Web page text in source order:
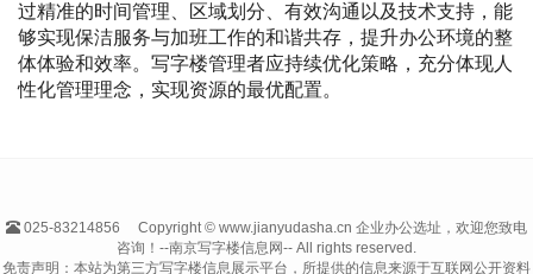
过精准的时间管理、区域划分、有效沟通以及技术支持，能
够实现保洁服务与加班工作的和谐共存，提升办公环境的整
体体验和效率。写字楼管理者应持续优化策略，充分体现人
性化管理理念，实现资源的最优配置。
025-83214856
Copyright © www.jianyudasha.cn 企业办公选址，欢迎您致电
咨询！--南京写字楼信息网-- All rights reserved.
免责声明：本站为第三方写字楼信息展示平台，所提供的信息来源于互联网公开资料